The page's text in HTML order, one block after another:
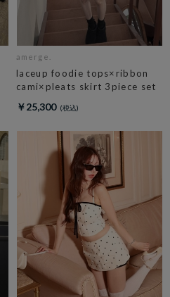
amerge.
laceup foodie tops×ribbon
cami×pleats skirt 3piece set
￥25,300